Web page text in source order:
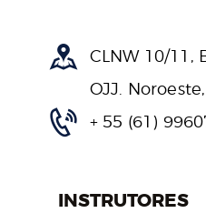
CLNW 10/11,
OJJ.
+ 55 (61)
INSTRUTORES